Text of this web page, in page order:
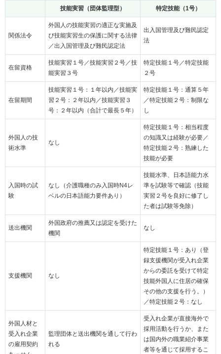
技能実習（団体監理型） 特定技能（1号）
関係法令
外国人の技能実習の適正な実施及
び技能実習生の保護に関する法律
／出入国管理及び難民認定法
出入国管理及び難民認定
法
在留資格
技能実習１号／技能実習２号／技
能実習３号
特定技能１号／特定技能
２号
在留期間
技能実習１号：１年以内／技能実
習２号：２年以内／技能実習３
号：２年以内（合計で最長５年）
特定技能１号：通算５年
／特定技能２号：制限な
し
外国人の技
術水準
なし
特定技能１号：相当程度
の知識又は経験が必要／
特定技能２号：熟練した
技能が必要
入国時の試
験
なし（介護職種のみ入国時N4レ
ベルの日本語能力要件あり）
技能水準、日本語能力水
準を試験等で確認（技能
実習２号を良好に修了し
た者は試験等免除）
送出機関
外国政府の推薦又は認定を受けた
機関
なし
支援機関 なし
特定技能１号：あり（登
録支援機関が受入れ企業
からの委託を受けて特定
技能外国人に住居の確保
その他の支援を行う。）
／特定技能２号：なし
外国人材と
受入れ企業
の雇用契約
監理団体と送出機関を通して行わ
れる
受入れ企業が直接海外で
採用活動を行うか、また
は国内外の職業紹介事業
者等を通じて採用するこ